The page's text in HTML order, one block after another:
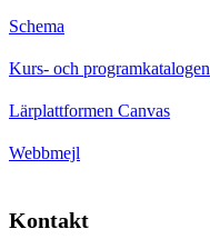
Schema
Kurs- och programkatalogen
Lärplattformen Canvas
Webbmejl
Kontakt